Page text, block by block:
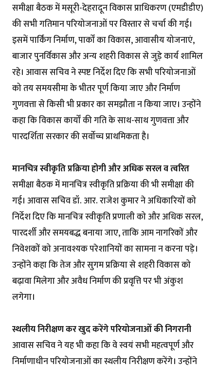
समीक्षा बैठक में मसूरी-देहरादून विकास प्राधिकरण (एमडीडीए)
की सभी गतिमान परियोजनाओं पर विस्तार से चर्चा की गई।
इसमें पार्किंग निर्माण, पार्कों का विकास, आवासीय योजनाएं,
बाजार पुनर्विकास और अन्य शहरी विकास से जुड़े कार्य शामिल
रहे। आवास सचिव ने स्पष्ट निर्देश दिए कि सभी परियोजनाओं
को तय समयसीमा के भीतर पूर्ण किया जाए और निर्माण
गुणवत्ता से किसी भी प्रकार का समझौता न किया जाए। उन्होंने
कहा कि विकास कार्यों की गति के साथ-साथ गुणवत्ता और
पारदर्शिता सरकार की सर्वाेच्च प्राथमिकता है।
मानचित्र स्वीकृति प्रक्रिया होगी और अधिक सरल व त्वरित
समीक्षा बैठक में मानचित्र स्वीकृति प्रक्रिया की भी समीक्षा की
गई। आवास सचिव डॉ. आर. राजेश कुमार ने अधिकारियों को
निर्देश दिए कि मानचित्र स्वीकृति प्रणाली को और अधिक सरल,
पारदर्शी और समयबद्ध बनाया जाए, ताकि आम नागरिकों और
निवेशकों को अनावश्यक परेशानियों का सामना न करना पड़े।
उन्होंने कहा कि तेज और सुगम प्रक्रिया से शहरी विकास को
बढ़ावा मिलेगा और अवैध निर्माण की प्रवृत्ति पर भी अंकुश
लगेगा।
स्थलीय निरीक्षण कर खुद करेंगे परियोजनाओं की निगरानी
आवास सचिव ने यह भी कहा कि वे स्वयं सभी महत्वपूर्ण और
निर्माणाधीन परियोजनाओं का स्थलीय निरीक्षण करेंगे। उन्होंने